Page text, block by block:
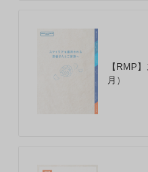
【RMP
月）